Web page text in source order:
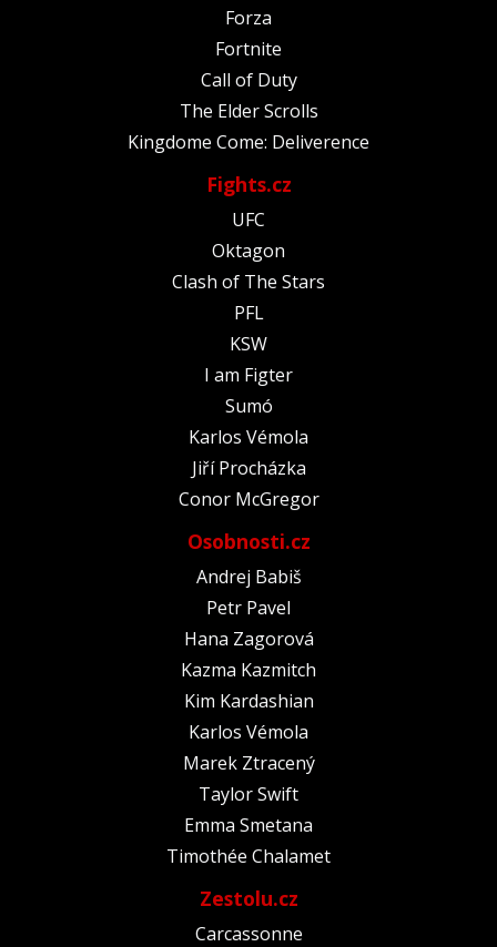
Forza
Fortnite
Call of Duty
The Elder Scrolls
Kingdome Come: Deliverence
Fights.cz
UFC
Oktagon
Clash of The Stars
PFL
KSW
I am Figter
Sumó
Karlos Vémola
Jiří Procházka
Conor McGregor
Osobnosti.cz
Andrej Babiš
Petr Pavel
Hana Zagorová
Kazma Kazmitch
Kim Kardashian
Karlos Vémola
Marek Ztracený
Taylor Swift
Emma Smetana
Timothée Chalamet
Zestolu.cz
Carcassonne